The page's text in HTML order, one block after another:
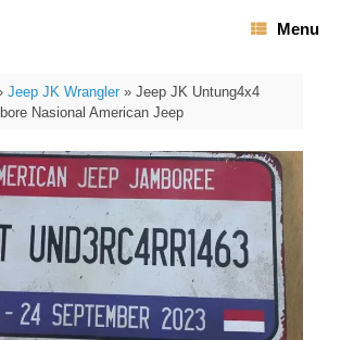
Menu
Jeep JK Wrangler» Jeep JK Untung4x4
Nasional American Jeep